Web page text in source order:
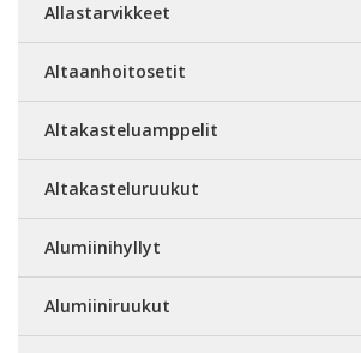
Allastarvikkeet
Altaanhoitosetit
Altakasteluamppelit
Altakasteluruukut
Alumiinihyllyt
Alumiiniruukut